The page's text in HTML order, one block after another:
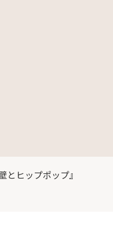
とヒップポップ』